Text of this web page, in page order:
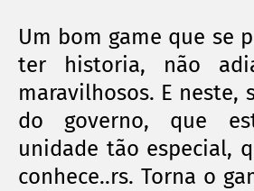
Um bom game que se
ter historia, não
maravilhosos. E neste,
do governo, que
unidade tão especial,
conhece..rs. Torna o